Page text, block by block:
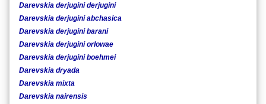
Darevskia derjugini derjugini
Darevskia derjugini abchasica
Darevskia derjugini barani
Darevskia derjugini orlowae
Darevskia derjugini boehmei
Darevskia dryada
Darevskia mixta
Darevskia nairensis